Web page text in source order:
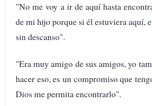
"No me voy a ir de aquí hasta
de mi hijo porque si él estuviera aquí,
sin descanso".
"Era muy amigo de sus amigos, yo
hacer eso, es un compromiso que
Dios me permita encontrarlo".